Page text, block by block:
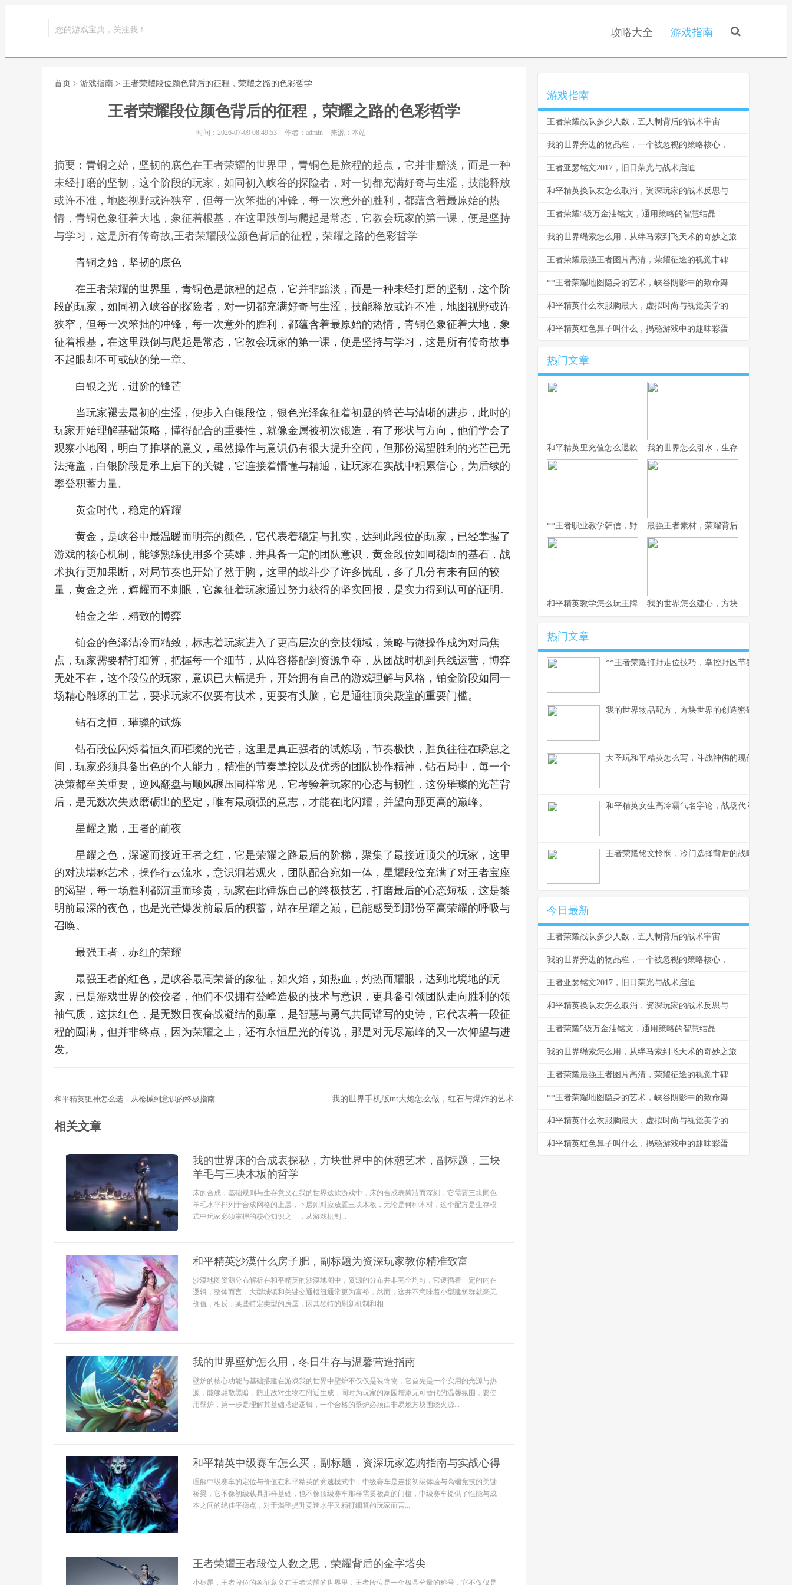
您的游戏宝典，关注我！ 攻略大全 游戏指南
首页 > 游戏指南 > 王者荣耀段位颜色背后的征程，荣耀之路的色彩哲学
王者荣耀段位颜色背后的征程，荣耀之路的色彩哲学
时间：2026-07-09 08:49:53 作者：admin 来源：本站
摘要：青铜之始，坚韧的底色在王者荣耀的世界里，青铜色是旅程的起点，它并非黯淡，而是一种
未经打磨的坚韧，这个阶段的玩家，如同初入峡谷的探险者，对一切都充满好奇与生涩，技能释放
或许不准，地图视野或许狭窄，但每一次笨拙的冲锋，每一次意外的胜利，都蕴含着最原始的热
情，青铜色象征着大地，象征着根基，在这里跌倒与爬起是常态，它教会玩家的第一课，便是坚持
与学习，这是所有传奇故,王者荣耀段位颜色背后的征程，荣耀之路的色彩哲学
青铜之始，坚韧的底色
在王者荣耀的世界里，青铜色是旅程的起点，它并非黯淡，而是一种未经打磨的坚韧，这个阶
段的玩家，如同初入峡谷的探险者，对一切都充满好奇与生涩，技能释放或许不准，地图视野或许
狭窄，但每一次笨拙的冲锋，每一次意外的胜利，都蕴含着最原始的热情，青铜色象征着大地，象
征着根基，在这里跌倒与爬起是常态，它教会玩家的第一课，便是坚持与学习，这是所有传奇故事
不起眼却不可或缺的第一章。
白银之光，进阶的锋芒
当玩家褪去最初的生涩，便步入白银段位，银色光泽象征着初显的锋芒与清晰的进步，此时的
玩家开始理解基础策略，懂得配合的重要性，就像金属被初次锻造，有了形状与方向，他们学会了
观察小地图，明白了推塔的意义，虽然操作与意识仍有很大提升空间，但那份渴望胜利的光芒已无
法掩盖，白银阶段是承上启下的关键，它连接着懵懂与精通，让玩家在实战中积累信心，为后续的
攀登积蓄力量。
黄金时代，稳定的辉耀
黄金，是峡谷中最温暖而明亮的颜色，它代表着稳定与扎实，达到此段位的玩家，已经掌握了
游戏的核心机制，能够熟练使用多个英雄，并具备一定的团队意识，黄金段位如同稳固的基石，战
术执行更加果断，对局节奏也开始了然于胸，这里的战斗少了许多慌乱，多了几分有来有回的较
量，黄金之光，辉耀而不刺眼，它象征着玩家通过努力获得的坚实回报，是实力得到认可的证明。
铂金之华，精致的博弈
铂金的色泽清冷而精致，标志着玩家进入了更高层次的竞技领域，策略与微操作成为对局焦
点，玩家需要精打细算，把握每一个细节，从阵容搭配到资源争夺，从团战时机到兵线运营，博弈
无处不在，这个段位的玩家，意识已大幅提升，开始拥有自己的游戏理解与风格，铂金阶段如同一
场精心雕琢的工艺，要求玩家不仅要有技术，更要有头脑，它是通往顶尖殿堂的重要门槛。
钻石之恒，璀璨的试炼
钻石段位闪烁着恒久而璀璨的光芒，这里是真正强者的试炼场，节奏极快，胜负往往在瞬息之
间，玩家必须具备出色的个人能力，精准的节奏掌控以及优秀的团队协作精神，钻石局中，每一个
决策都至关重要，逆风翻盘与顺风碾压同样常见，它考验着玩家的心态与韧性，这份璀璨的光芒背
后，是无数次失败磨砺出的坚定，唯有最顽强的意志，才能在此闪耀，并望向那更高的巅峰。
星耀之巅，王者的前夜
星耀之色，深邃而接近王者之红，它是荣耀之路最后的阶梯，聚集了最接近顶尖的玩家，这里
的对决堪称艺术，操作行云流水，意识洞若观火，团队配合宛如一体，星耀段位充满了对王者宝座
的渴望，每一场胜利都沉重而珍贵，玩家在此锤炼自己的终极技艺，打磨最后的心态短板，这是黎
明前最深的夜色，也是光芒爆发前最后的积蓄，站在星耀之巅，已能感受到那份至高荣耀的呼吸与
召唤。
最强王者，赤红的荣耀
最强王者的红色，是峡谷最高荣誉的象征，如火焰，如热血，灼热而耀眼，达到此境地的玩
家，已是游戏世界的佼佼者，他们不仅拥有登峰造极的技术与意识，更具备引领团队走向胜利的领
袖气质，这抹红色，是无数日夜奋战凝结的勋章，是智慧与勇气共同谱写的史诗，它代表着一段征
程的圆满，但并非终点，因为荣耀之上，还有永恒星光的传说，那是对无尽巅峰的又一次仰望与进
发。
和平精英狙神怎么选，从枪械到意识的终极指南 我的世界手机版tnt大炮怎么做，红石与爆炸的艺术
相关文章
我的世界床的合成表探秘，方块世界中的休憩艺术，副标题，三块
羊毛与三块木板的哲学
床的合成，基础规则与生存意义在我的世界这款游戏中，床的合成表简洁而深刻，它需要三块同色
羊毛水平排列于合成网格的上层，下层则对应放置三块木板，无论是何种木材，这个配方是生存模
式中玩家必须掌握的核心知识之一，从游戏机制...
和平精英沙漠什么房子肥，副标题为资深玩家教你精准致富
沙漠地图资源分布解析在和平精英的沙漠地图中，资源的分布并非完全均匀，它遵循着一定的内在
逻辑，整体而言，大型城镇和关键交通枢纽通常更为富裕，然而，这并不意味着小型建筑群就毫无
价值，相反，某些特定类型的房屋，因其独特的刷新机制和相...
我的世界壁炉怎么用，冬日生存与温馨营造指南
壁炉的核心功能与基础搭建在游戏我的世界中壁炉不仅仅是装饰物，它首先是一个实用的光源与热
源，能够驱散黑暗，防止敌对生物在附近生成，同时为玩家的家园增添无可替代的温馨氛围，要使
用壁炉，第一步是理解其基础搭建逻辑，一个合格的壁炉必须由非易燃方块围绕火源...
和平精英中级赛车怎么买，副标题，资深玩家选购指南与实战心得
理解中级赛车的定位与价值在和平精英的竞速模式中，中级赛车是连接初级体验与高端竞技的关键
桥梁，它不像初级载具那样基础，也不像顶级赛车那样需要极高的门槛，中级赛车提供了性能与成
本之间的绝佳平衡点，对于渴望提升竞速水平又精打细算的玩家而言...
王者荣耀王者段位人数之思，荣耀背后的金字塔尖
小标题，王者段位的象征意义在王者荣耀的世界里，王者段位是一个极具分量的称号，它不仅仅是
.
游戏指南
王者荣耀战队多少人数，五人制背后的战术宇宙
我的世界旁边的物品栏，一个被忽视的策略核心，副标题，方寸之间的生存与征服之道
王者亚瑟铭文2017，旧日荣光与战术启迪
和平精英换队友怎么取消，资深玩家的战术反思与操作指南
王者荣耀5级万金油铭文，通用策略的智慧结晶
我的世界绳索怎么用，从绊马索到飞天术的奇妙之旅
王者荣耀最强王者图片高清，荣耀征途的视觉丰碑，副标题，铭刻于方寸之间的巅峰印记
**王者荣耀地图隐身的艺术，峡谷阴影中的致命舞者**
和平精英什么衣服胸最大，虚拟时尚与视觉美学的探讨
和平精英红色鼻子叫什么，揭秘游戏中的趣味彩蛋
热门文章
和平精英里充值怎么退款，资深玩家退款心路历程分享
我的世界怎么引水，生存与创造的水流
**王者职业教学韩信，野区掌控的艺术与节奏核心**
最强王者素材，荣耀背后的孤独与蜕变
和平精英教学怎么玩王牌，从新手到王牌的实战进阶指南副标题，
我的世界怎么建心，方块间的灵魂共鸣
热门文章
**王者荣耀打野走位技巧，掌控野区节奏的艺术**
我的世界物品配方，方块世界的创造密码，副标题
大圣玩和平精英怎么写，斗战神佛的现代战场生存
和平精英女生高冷霸气名字论，战场代号与身份构
王者荣耀铭文怜悯，冷门选择背后的战略价值，副
今日最新
王者荣耀战队多少人数，五人制背后的战术宇宙
我的世界旁边的物品栏，一个被忽视的策略核心，副标题，方寸之间的生存与征服之道
王者亚瑟铭文2017，旧日荣光与战术启迪
和平精英换队友怎么取消，资深玩家的战术反思与操作指南
王者荣耀5级万金油铭文，通用策略的智慧结晶
我的世界绳索怎么用，从绊马索到飞天术的奇妙之旅
王者荣耀最强王者图片高清，荣耀征途的视觉丰碑，副标题，铭刻于方寸之间的巅峰印记
**王者荣耀地图隐身的艺术，峡谷阴影中的致命舞者**
和平精英什么衣服胸最大，虚拟时尚与视觉美学的探讨
和平精英红色鼻子叫什么，揭秘游戏中的趣味彩蛋